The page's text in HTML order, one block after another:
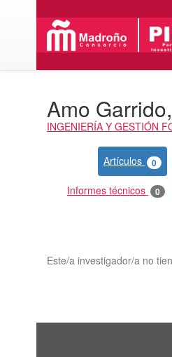
Amo
INGENIERÍA Y GESTIÓN
Actividades
Artículos 0
Informes técnicos 0
Este/a investigador/a no